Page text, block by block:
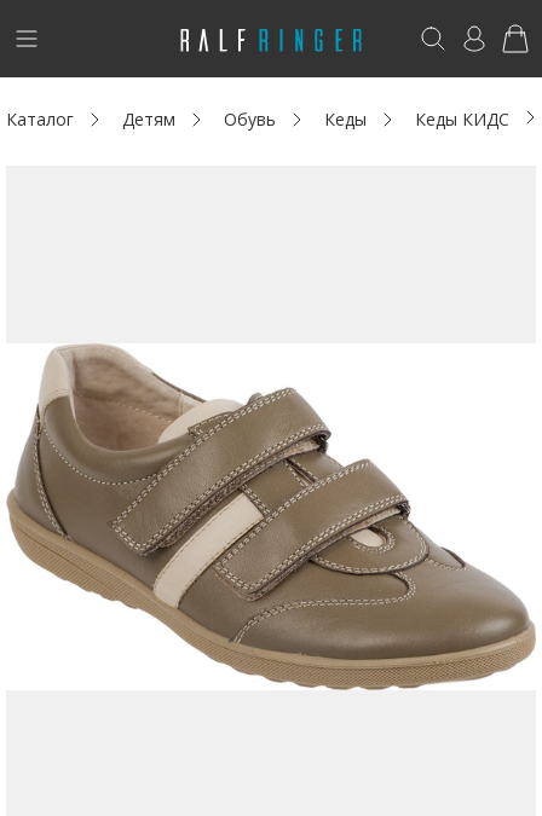
!
Новинки
Капсула
Аутлет
Акции / Новости
Адреса магазинов
Возникли вопросы? - club@ralf.ru
Каталог Детям Обувь Кеды Кеды КИДС